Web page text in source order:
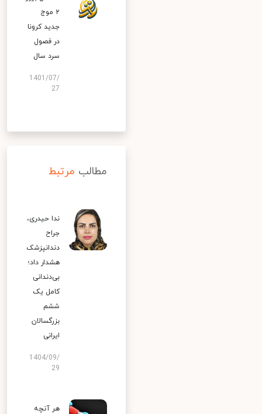
۲ موج
جدید کرونا
در فصول
سرد سال
1401/07/
27
مطالب مرتبط
ندا حیدری،
جراح
دندانپزشک
هشدار داد؛
بی‌دندانی
کامل یک
ششم
بزرگسالان
ایرانی
1404/09/
29
هر آنچه